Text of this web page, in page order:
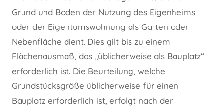
Grund und Boden der Nutzung des Eigenheims
oder der Eigentumswohnung als Garten oder
Nebenfläche dient. Dies gilt bis zu einem
Flächenausmaß, das „üblicherweise als Bauplatz“
erforderlich ist. Die Beurteilung, welche
Grundstücksgröße üblicherweise für einen
Bauplatz erforderlich ist, erfolgt nach der